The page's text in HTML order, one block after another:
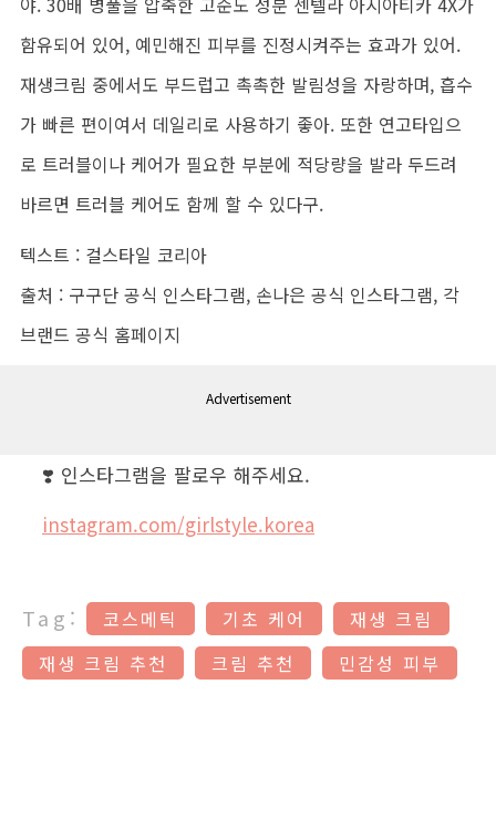
함유되어 있어, 예민해진 피부를 진정시켜주는 효과가 있어.
재생크림 중에서도 부드럽고 촉촉한 발림성을 자랑하며, 흡수
가 빠른 편이여서 데일리로 사용하기 좋아. 또한 연고타입으
로 트러블이나 케어가 필요한 부분에 적당량을 발라 두드려
바르면 트러블 케어도 함께 할 수 있다구.
텍스트 : 걸스타일 코리아
출처 : 구구단 공식 인스타그램, 손나은 공식 인스타그램, 각
브랜드 공식 홈페이지
Advertisement
❣️ 인스타그램을 팔로우 해주세요.
instagram.com/girlstyle.korea
Tag: 코스메틱 기초 케어
재생 크림
재생 크림 추천
크림 추천 민감성 피부